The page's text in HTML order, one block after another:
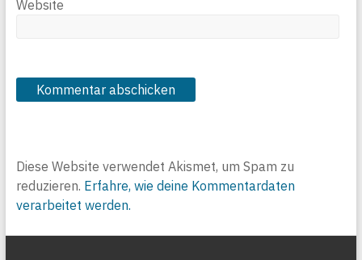
Website
Diese Website verwendet Akismet, um Spam zu
reduzieren. Erfahre, wie deine Kommentardaten
verarbeitet werden.